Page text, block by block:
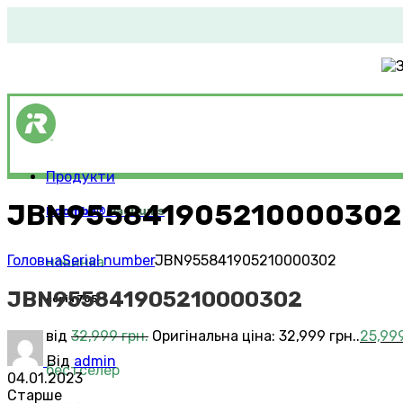
Продукти
Roomba® Vacuums
новинка
серія 705
від 32,999грн. Оригінальна ціна: 32,999 грн..
бестселер
JBN955841905210000302
ГоловнаSerial numberJBN955841905210000302
JBN955841905210000302
Від admin
04.01.2023
Старше